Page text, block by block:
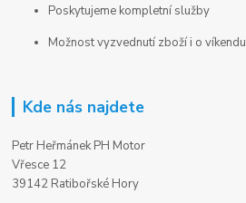
Poskytujeme kompletní služby
Možnost vyzvednutí zboží i o víkendu
Kde nás najdete
Petr Heřmánek PH Motor
Vřesce 12
39142 Ratibořské Hory